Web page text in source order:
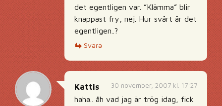
det egentligen var. ”Klämma” blir
knappast fry, nej. Hur svårt är det
egentligen..?
Svara
30 november, 2007 kl. 17:27
Kattis
haha.. åh vad jag är trög idag, fick